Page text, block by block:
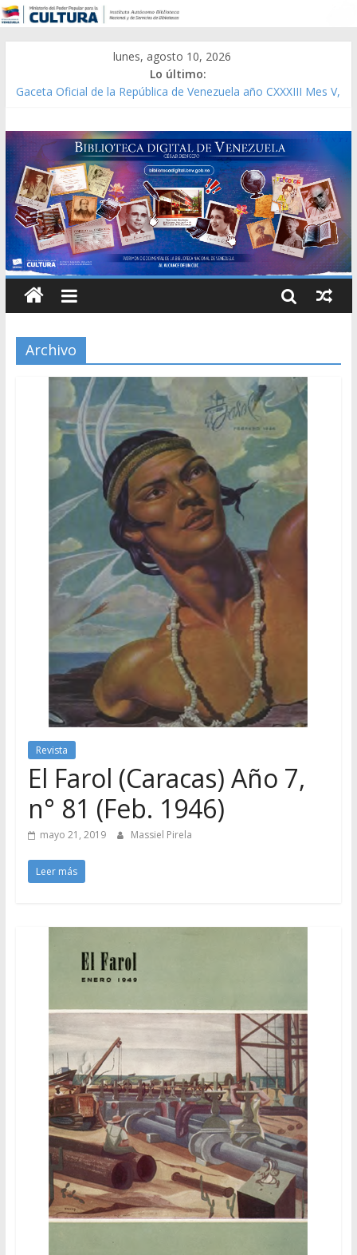
lunes, agosto 10, 2026
Lo último:
Modesta Bor Sánchez [material gráfico]
Gaceta Oficial de la República de Venezuela año CXXXIII Mes V,
Catálogo temático de obras de Modesta Bor
Constitución, leyes y acuerdos expedidos por la Asamblea
Constituyente del Estado Lara en 1881.
Una Parálisis [material gráfico]
Archivo
Revista
El Farol (Caracas) Año 7,
n° 81 (Feb. 1946)
mayo 21, 2019 Massiel Pirela
Leer más